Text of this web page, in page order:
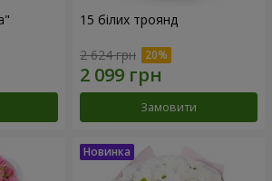
15 білих троянд
2 624 грн
Замовити